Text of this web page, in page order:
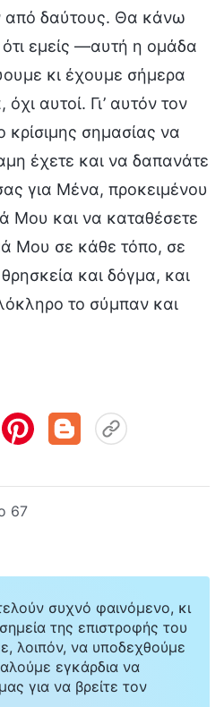
από δαύτους. Θα κάνω
εμείς —αυτή η ομάδα
κι έχουμε σήμερα
αυτοί. Γι’ αυτόν τον
κρίσιμης σημασίας να
έχετε και να δαπανάτε
για Μένα, προκειμένου
Μου και να καταθέσετε
Μου σε κάθε τόπο, σε
και δόγμα, και
το σύμπαν και
67
συχνό φαινόμενο, κι
της επιστροφής του
λοιπόν, να υποδεχθούμε
εγκάρδια να
για να βρείτε τον